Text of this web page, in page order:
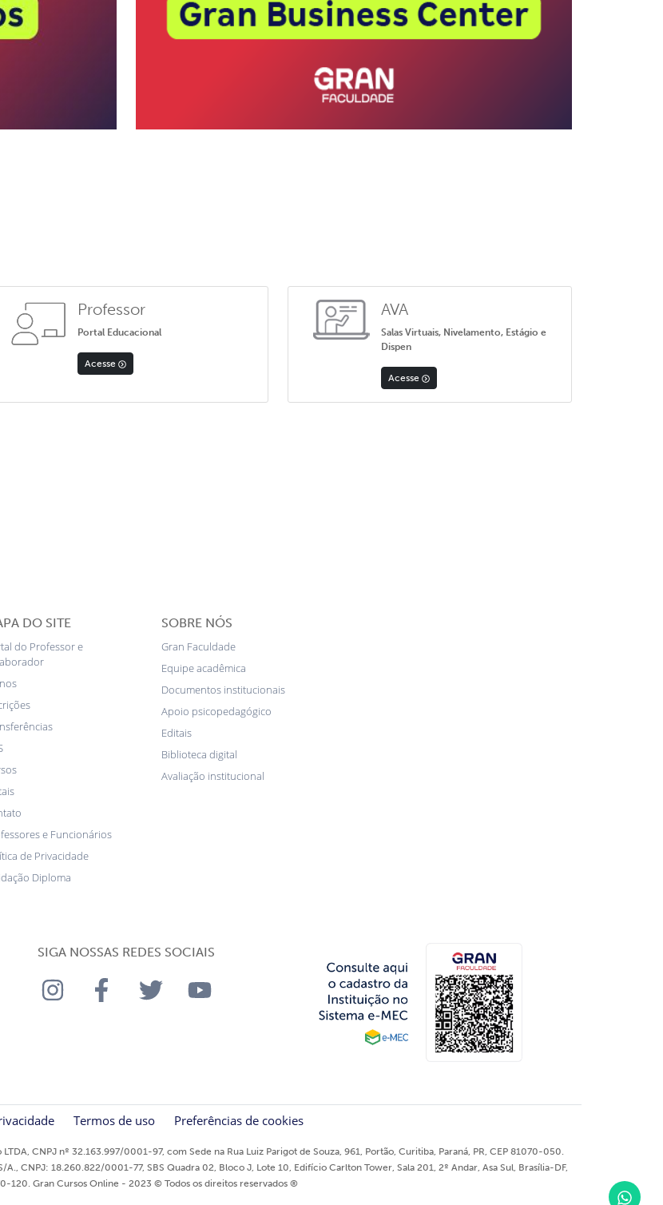
Professor
Portal Educacional
Acesse
AVA
Salas Virtuais, Nivelamento, Estágio e
Dispen
Acesse
DO SITE
do Professor e
e Funcionários
de Privacidade
Diploma
SOBRE NÓS
Gran Faculdade
Equipe acadêmica
Documentos institucionais
Apoio psicopedagógico
Editais
Biblioteca digital
Avaliação institucional
SIGA NOSSAS REDES SOCIAIS
Termos de uso Preferências de cookies
CNPJ nº 32.163.997/0001-97, com Sede na Rua Luiz Parigot de Souza, 961, Portão, Curitiba, Paraná, PR, CEP 81070-050.
CNPJ: 18.260.822/0001-77, SBS Quadra 02, Bloco J, Lote 10, Edifício Carlton Tower, Sala 201, 2º Andar, Asa Sul, Brasília-DF,
120. Gran Cursos Online - 2023 © Todos os direitos reservados ®